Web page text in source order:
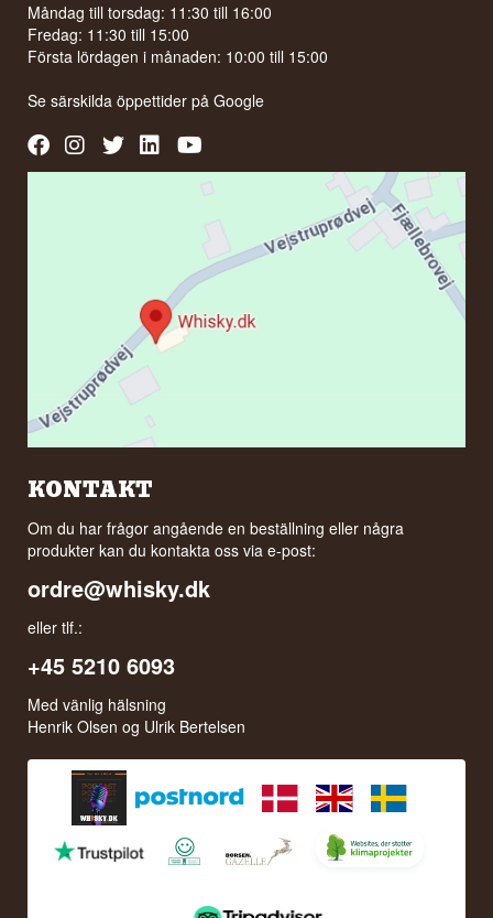
Måndag till torsdag: 11:30 till 16:00
Fredag: 11:30 till 15:00
Första lördagen i månaden: 10:00 till 15:00
Se särskilda öppettider påGoogle
KONTAKT
Om du har frågor angående en beställning eller några
produkter kan du kontakta oss via e-post:
ordre@whisky.dk
eller tlf.:
+45 5210 6093
Med vänlig hälsning
Henrik Olsen og Ulrik Bertelsen